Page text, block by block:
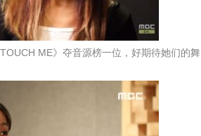
ME》夺音源榜一位，好期待她们的舞